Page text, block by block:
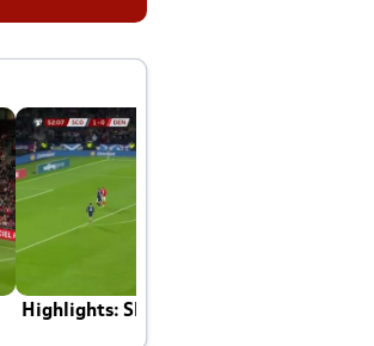
Highlights: Skotland - Danmark 4-2